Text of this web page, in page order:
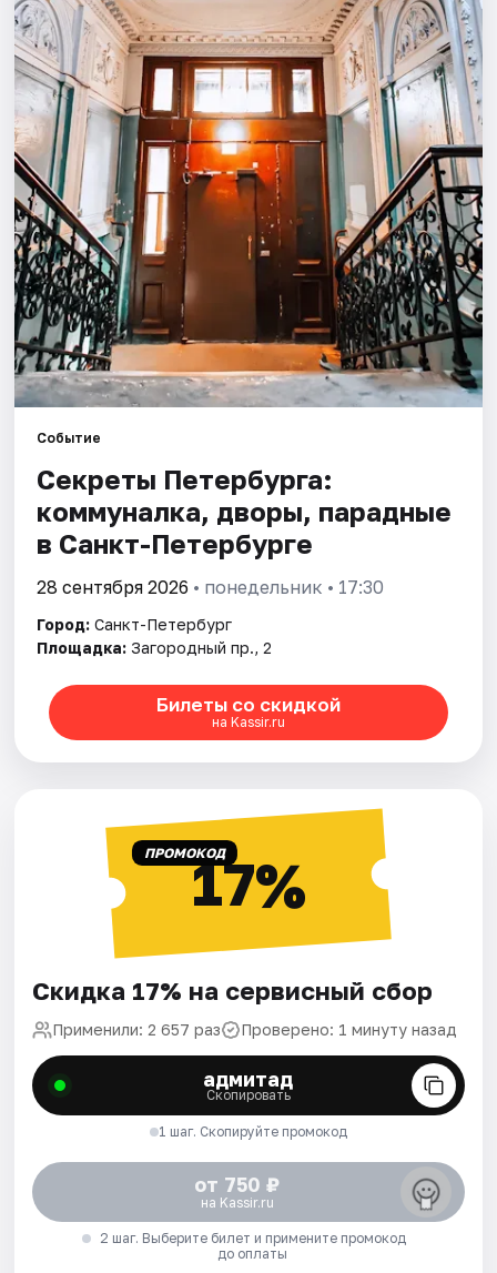
Города
Площадки
Артисты
Рейтинги
Событие
Секреты Петербурга:
коммуналка, дворы, парадные
в Санкт-Петербурге
28 сентября 2026 • понедельник • 17:30
Город: Санкт-Петербург
Площадка: Загородный пр., 2
Билеты со скидкой
на Kassir.ru
ПРОМОКОД17%
Скидка 17% на сервисный сбор
Применили: 2 657 раз Проверено: 1 минуту назад
адмитад
Скопировать
1 шаг. Скопируйте промокод
от 750 ₽
на Kassir.ru
2 шаг. Выберите билет и примените промокод
до оплаты